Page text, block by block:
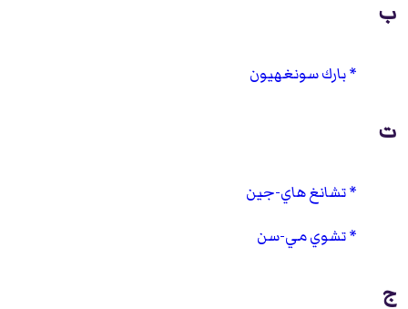
ب
بارك سونغهيون
ت
تشانغ هاي-جين
تشوي مي-سن
ج